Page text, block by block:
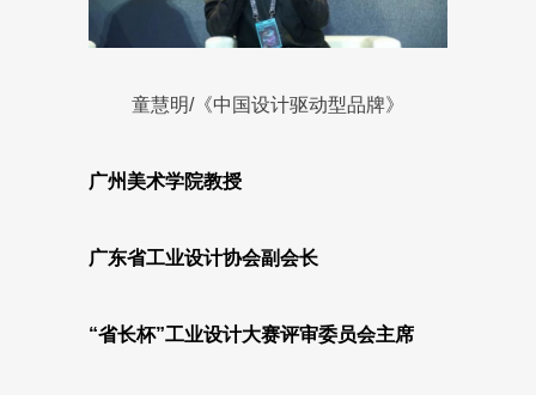
童慧明/《中国设计驱动型品牌》
广州美术学院教授
广东省工业设计协会副会长
“省长杯”工业设计大赛评审委员会主席